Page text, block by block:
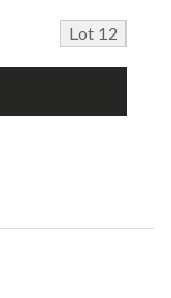
Lot 12